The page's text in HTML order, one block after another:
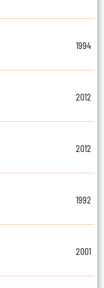
1994
2012
2012
1992
2001